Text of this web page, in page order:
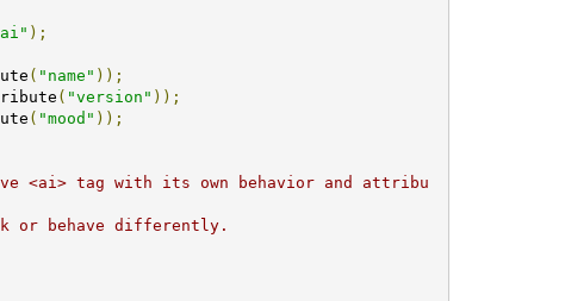
);
( "name" ));
( "version" ));
( "mood" ));
<ai> tag with its own behavior and attribu
or behave differently.